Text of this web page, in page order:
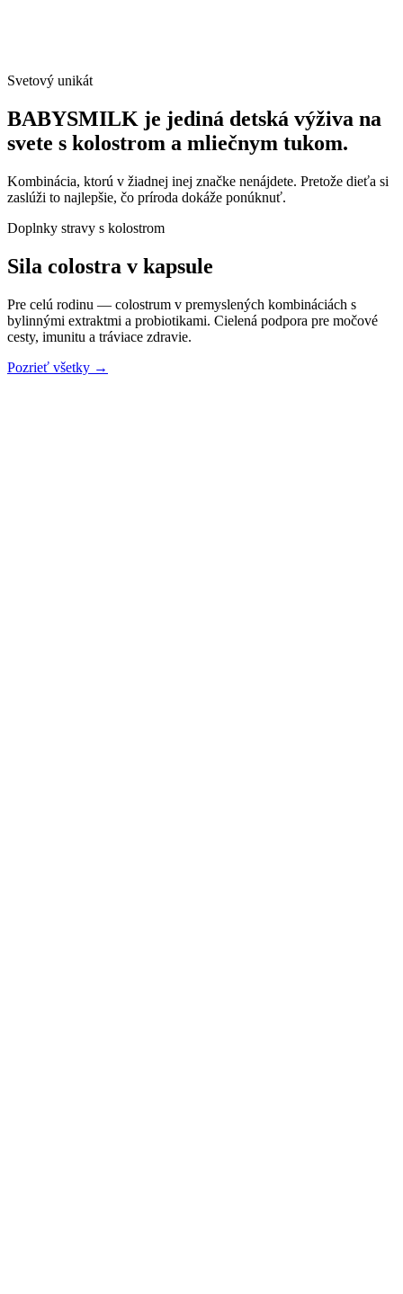
Svetový unikát
BABYSMILK je jediná detská výživa na
svete s kolostrom a mliečnym tukom.
Kombinácia, ktorú v žiadnej inej značke nenájdete. Pretože dieťa si
zaslúži to najlepšie, čo príroda dokáže ponúknuť.
Doplnky stravy s kolostrom
Sila colostra v kapsule
Pre celú rodinu — colostrum v premyslených kombináciách s
bylinnými extraktmi a probiotikami. Cielená podpora pre močové
cesty, imunitu a tráviace zdravie.
Pozrieť všetky →